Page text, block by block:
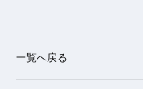
一覧へ戻る